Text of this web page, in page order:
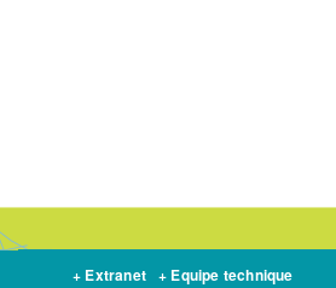
+ Extranet + Equipe technique